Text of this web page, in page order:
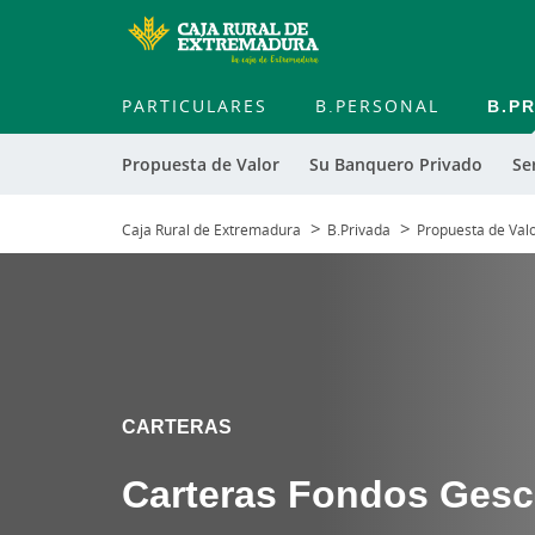
PARTICULARES B.PERSONAL
Propuesta de Valor Su Banquero Privado
Caja Rural de Extremadura B.Privada Propuesta de
CARTERAS
Carteras Fondos